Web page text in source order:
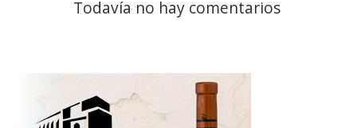
Todavía no hay comentarios